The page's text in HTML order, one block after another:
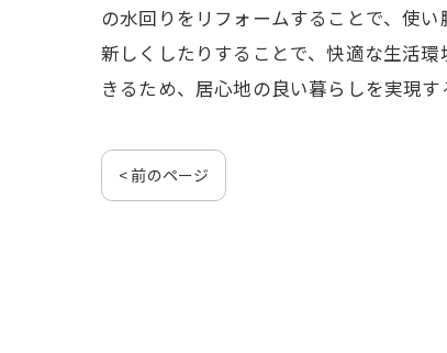
の水回りをリフォームすることで、使
新しくしたりすることで、快適な生活
きるため、居心地の良い暮らしを実現
< 前のページ